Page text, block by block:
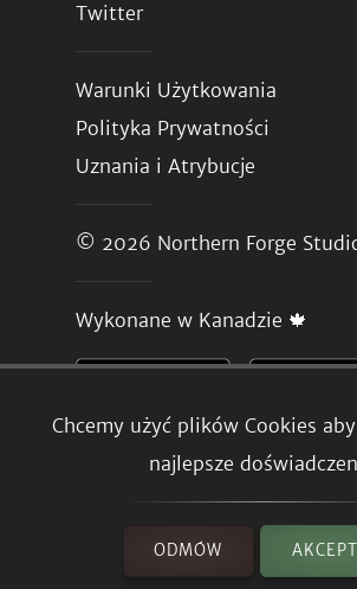
Chcemy użyć plików Cookies
najlepsze
ODMÓW
Twitter
Warunki Użytkowania
Polityka Prywatności
Uznania i Atrybucje
© 2026 Northern Forge
Wykonane w Kanadzie 🍁